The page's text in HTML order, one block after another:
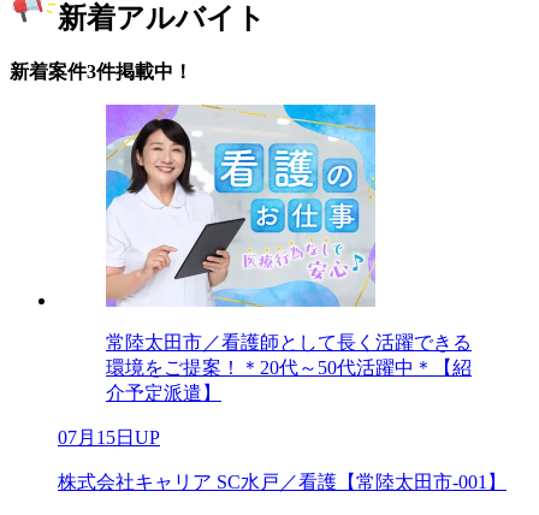
新着アルバイト
新着案件3件掲載中！
常陸太田市／看護師として長く活躍できる
環境をご提案！＊20代～50代活躍中＊【紹
介予定派遣】
07月15日UP
株式会社キャリア SC水戸／看護【常陸太田市-001】